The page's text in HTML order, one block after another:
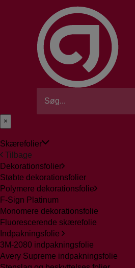
Skærefolier
Tilbage
Dekorationsfolier
Støbte dekorationsfolier
Polymere dekorationsfolie
F-Sign Platinum
Monomere dekorationsfolie
Fluorescerende skærefolie
Indpakningsfolie
3M-2080 indpakningsfolie
Avery Supreme indpakningsfolie